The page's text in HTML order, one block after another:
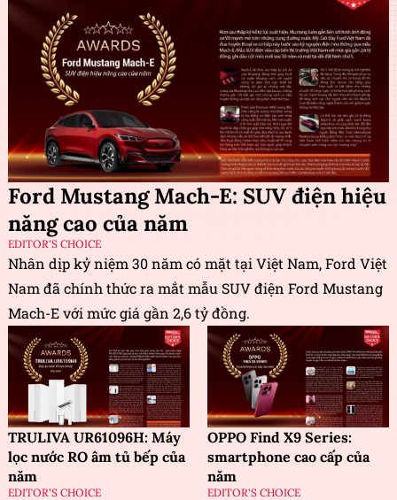
Ford Mustang Mach-E: SUV điện hiệu
năng cao của năm
EDITOR'S CHOICE
Nhân dịp kỷ niệm 30 năm có mặt tại Việt Nam, Ford Việt
Nam đã chính thức ra mắt mẫu SUV điện Ford Mustang
Mach-E với mức giá gần 2,6 tỷ đồng.
TRULIVA UR61096H: Máy
lọc nước RO âm tủ bếp của
năm
EDITOR'S CHOICE
OPPO Find X9 Series:
smartphone cao cấp của
năm
EDITOR'S CHOICE